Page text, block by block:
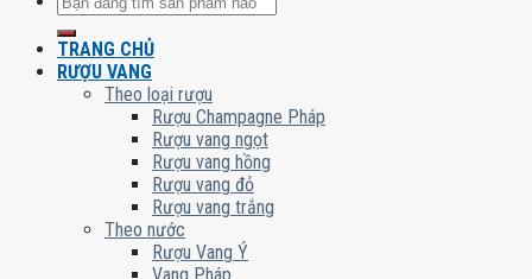
kiếm:
TRANG CHỦ
RƯỢU VANG
Theo loại rượu
Rượu Champagne Pháp
Rượu vang ngọt
Rượu vang hồng
Rượu vang đỏ
Rượu vang trắng
Theo nước
Rượu Vang Ý